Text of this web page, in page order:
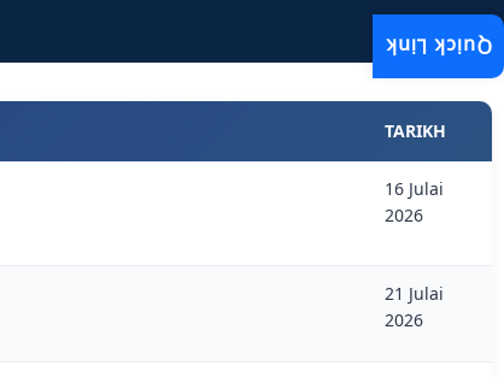
TARIKH
16 Julai
2026
21 Julai
2026
Quick Link